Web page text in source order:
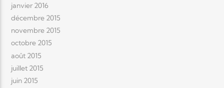
janvier 2016
décembre 2015
novembre 2015
octobre 2015
août 2015
juillet 2015
juin 2015